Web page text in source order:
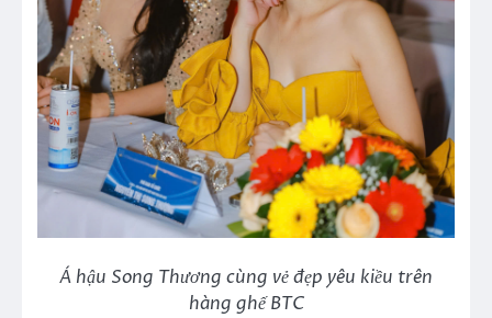
Á hậu Song Thương cùng vẻ đẹp yêu kiều trên
hàng ghế BTC